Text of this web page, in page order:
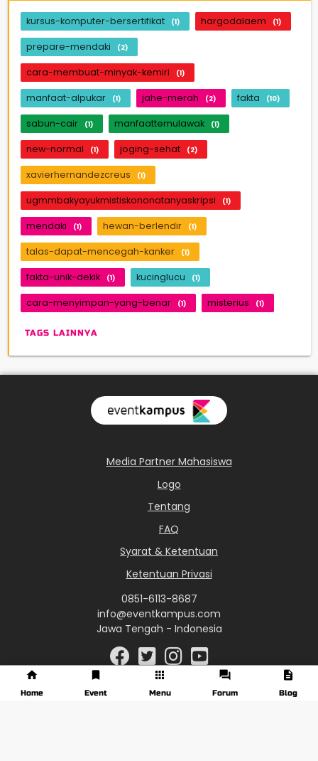
kursus-komputer-bersertifikat (1) hargodalaem (1)
prepare-mendaki (2)
cara-membuat-minyak-kemiri (1)
manfaat-alpukar (1) jahe-merah (2) fakta (10)
sabun-cair (1) manfaattemulawak (1)
new-normal (1) joging-sehat (2)
xavierhernandezcreus (1)
ugmmbakyayukmistiskononatanyaskripsi (1)
mendaki (1) hewan-berlendir (1)
talas-dapat-mencegah-kanker (1)
fakta-unik-dekik (1) kucinglucu (1)
cara-menyimpan-yang-benar (1) misterius (1)
TAGS LAINNYA
Media Partner Mahasiswa
Logo
Tentang
FAQ
Syarat & Ketentuan
Ketentuan Privasi
0851-6113-8687
info@eventkampus.com
Jawa Tengah - Indonesia
Home Event Menu Forum Blog